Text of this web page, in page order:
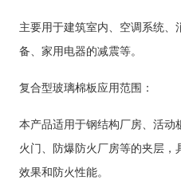
主要用于建筑室内、空调系统
备、家用电器的减震等。
复合型玻璃棉板应用范围：
本产品适用于钢结构厂房、活动
火门、防爆防火厂房等的夹层
效果和防火性能。